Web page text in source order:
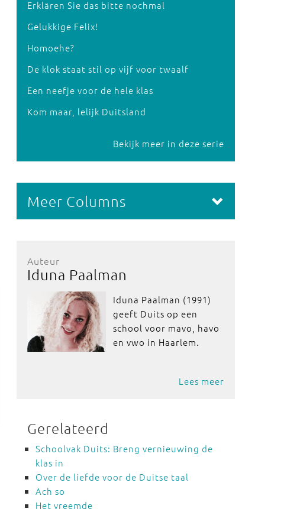
Erklären Sie das bitte nochmal
Gelukkige Felix!
Homoehe?
De klok staat stil op vijf voor twaalf
Een neefje voor de hele klas
Kom maar, lelijk Duitsland
Bekijk meer in deze serie
Meer Columns
Auteur
Iduna Paalman
Iduna Paalman (1991)
geeft Duits op een
school voor mavo, havo
en vwo in Haarlem.
Lees meer
Gerelateerd
Schoolvak Duits: Breng vernieuwing de
klas in
Over de liefde voor de Duitse taal
Ach so
Het vreemde